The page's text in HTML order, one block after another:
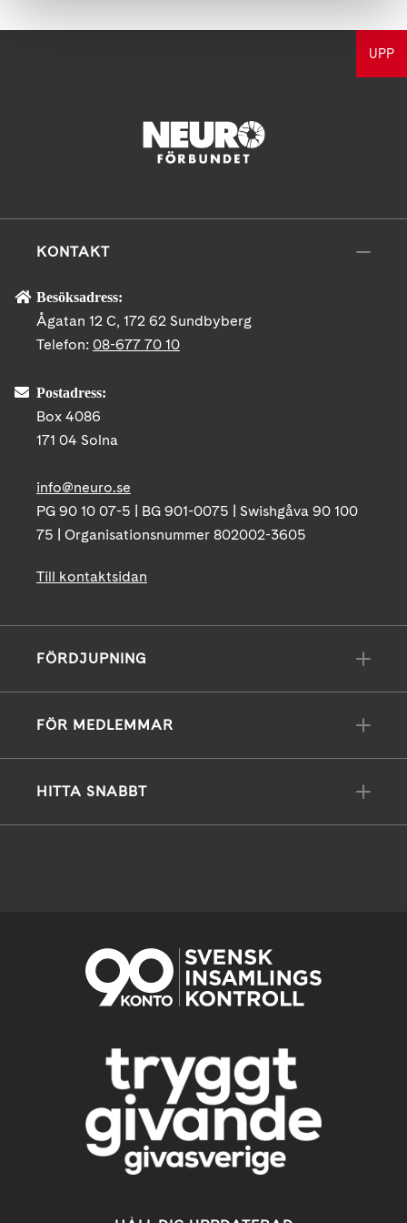
UPP
KONTAKT
Besöksadress:
Ågatan 12 C, 172 62 Sundbyberg
Telefon: 08-677 70 10
Postadress:
Box 4086
171 04 Solna
info@neuro.se
PG 90 10 07-5 | BG 901-0075 | Swishgåva 90 100
75 | Organisationsnummer 802002-3605
Till kontaktsidan
FÖRDJUPNING
FÖR MEDLEMMAR
HITTA SNABBT